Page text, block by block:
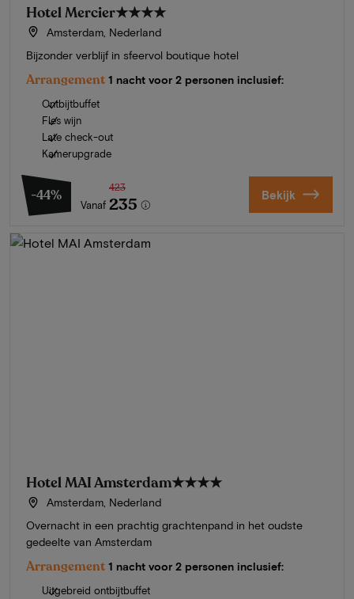
Hotel Mercier★★★★
Amsterdam, Nederland
Bijzonder verblijf in sfeervol boutique hotel
Arrangement 1 nacht voor 2 personen inclusief:
Ontbijtbuffet
Fles wijn
Late check-out
Kamerupgrade
-44%
Vanaf
423
235 Bekijk
Hotel MAI Amsterdam★★★★
Amsterdam, Nederland
Overnacht in een prachtig grachtenpand in het oudste
gedeelte van Amsterdam
Arrangement 1 nacht voor 2 personen inclusief:
Uitgebreid ontbijtbuffet